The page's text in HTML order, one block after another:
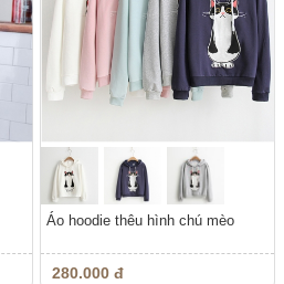
Áo hoodie thêu hình chú mèo
280.000 đ